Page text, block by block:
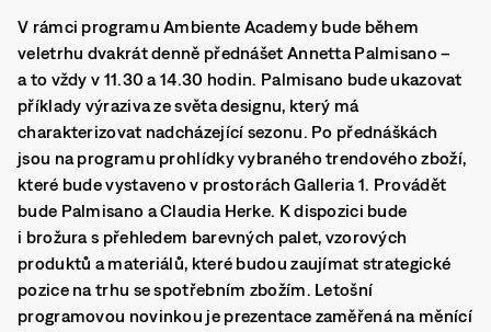
V rámci programu Ambiente Academy bude během
veletrhu dvakrát denně přednášet Annetta Palmisano –
a to vždy v 11.30 a 14.30 hodin. Palmisano bude ukazovat
příklady výraziva ze světa designu, který má
charakterizovat nadcházející sezonu. Po přednáškách
jsou na programu prohlídky vybraného trendového zboží,
které bude vystaveno v prostorách Galleria 1. Provádět
bude Palmisano a Claudia Herke. K dispozici bude
i brožura s přehledem barevných palet, vzorových
produktů a materiálů, které budou zaujímat strategické
pozice na trhu se spotřebním zbožím. Letošní
programovou novinkou je prezentace zaměřená na měnící